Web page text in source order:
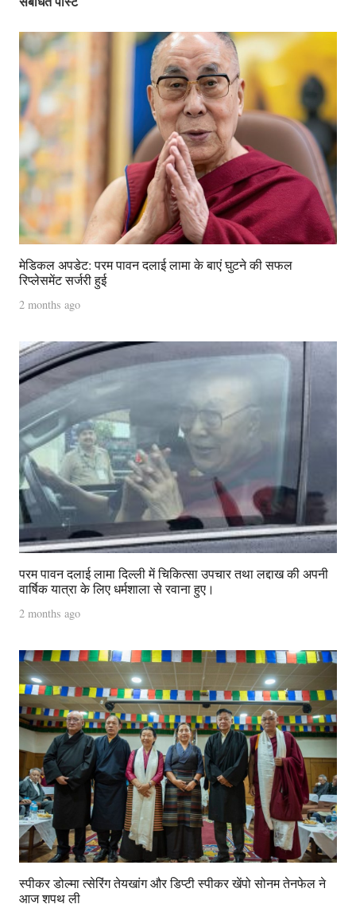
मेडिकल अपडेट: परम पावन दलाई लामा के बाएं घुटने की सफल
रिप्लेसमेंट सर्जरी हुई
2 months ago
परम पावन दलाई लामा दिल्ली में चिकित्सा उपचार तथा लद्दाख की अपनी
वार्षिक यात्रा के लिए धर्मशाला से रवाना हुए।
2 months ago
स्पीकर डोल्मा त्सेरिंग तेयखांग और डिप्टी स्पीकर खेंपो सोनम तेनफेल ने
आज शपथ ली